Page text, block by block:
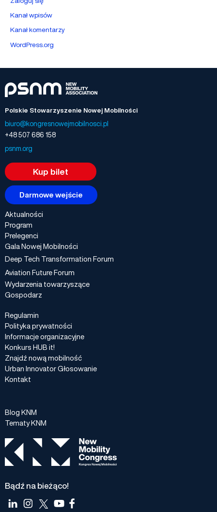
Kanał wpisów
Kanał komentarzy
WordPress.org
Polskie Stowarzyszenie Nowej Mobilności
biuro@kongresnowejmobilnosci.pl
+48 507 686 158
psnm.org
Kup bilet
Darmowe wejście
Aktualności
Program
Prelegenci
Gala Nowej Mobilności
Deep Tech Transformation Forum
Aviation Future Forum
Wydarzenia towarzyszące
Gospodarz
Regulamin
Polityka prywatności
Informacje organizacyjne
Konkurs HUB it!
Znajdź nową mobilność
Urban Innovator Głosowanie
Kontakt
Blog KNM
Tematy KNM
Bądź na bieżąco!